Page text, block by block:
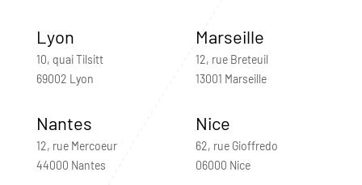
Lyon
10, quai Tilsitt
69002 Lyon
Marseille
12, rue Breteuil
13001 Marseille
Nantes
12, rue Mercoeur
44000 Nantes
Nice
62, rue Gioffredo
06000 Nice